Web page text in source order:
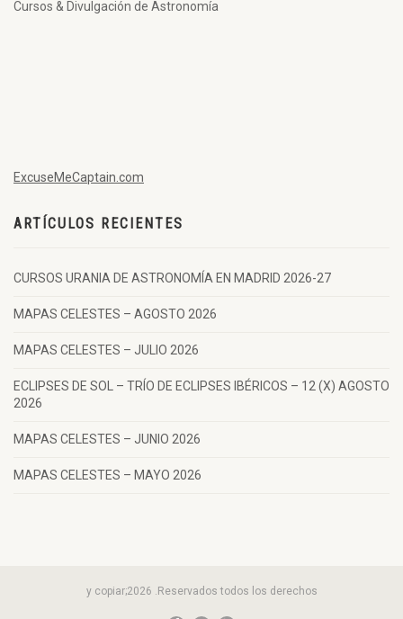
Cursos & Divulgación de Astronomía
ExcuseMeCaptain.com
ARTÍCULOS RECIENTES
CURSOS URANIA DE ASTRONOMÍA EN MADRID 2026-27
MAPAS CELESTES – AGOSTO 2026
MAPAS CELESTES – JULIO 2026
ECLIPSES DE SOL – TRÍO DE ECLIPSES IBÉRICOS – 12 (X) AGOSTO
2026
MAPAS CELESTES – JUNIO 2026
MAPAS CELESTES – MAYO 2026
y copiar;2026 .Reservados todos los derechos